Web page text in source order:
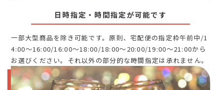
日時指定・時間指定が可能です
一部大型商品を除き可能です。原則、宅配便の指定枠午前中/1
4:00～16:00/16:00～18:00/18:00～20:00/19:00～21:00から
お選びください。それ以外の部分的な時間指定は承れません。